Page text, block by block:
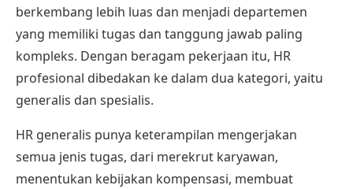
berkembang lebih luas dan menjadi departemen
yang memiliki tugas dan tanggung jawab paling
kompleks. Dengan beragam pekerjaan itu, HR
profesional dibedakan ke dalam dua kategori, yaitu
generalis dan spesialis.
HR generalis punya keterampilan mengerjakan
semua jenis tugas, dari merekrut karyawan,
menentukan kebijakan kompensasi, membuat